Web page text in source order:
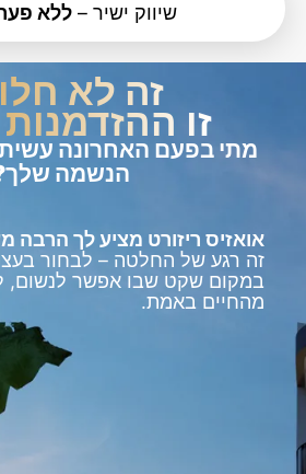
שיווק ישיר – ללא
זה לא
זו
מתי בפעם האחרונה
הנשמה
אואזיס ריזורט מציע לך הרבה
זה רגע של החלטה – לבחור
במקום שקט שבו אפשר לנשום,
מהחיים באמת.